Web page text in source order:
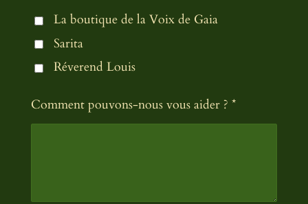
La boutique de la Voix de Gaia
Sarita
Réverend Louis
Comment pouvons-nous vous aider ? *